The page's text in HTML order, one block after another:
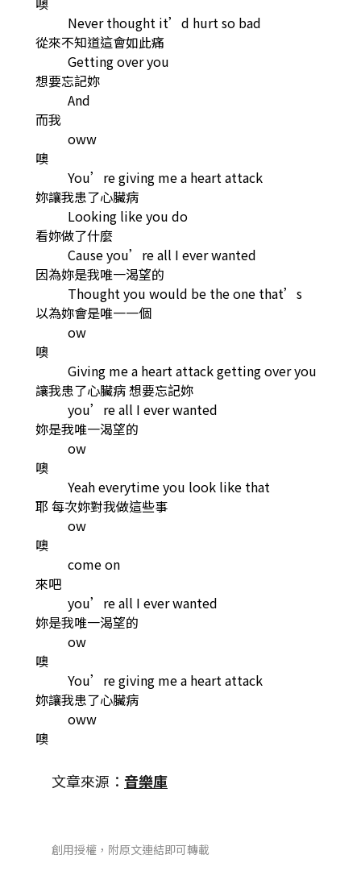
Never thought it’d hurt so bad
從來不知道這會如此痛
Getting over you
想要忘記妳
And
而我
oww
噢
You’re giving me a heart attack
妳讓我患了心臟病
Looking like you do
看妳做了什麼
Cause you’re all I ever wanted
因為妳是我唯一渴望的
Thought you would be the one that’s
以為妳會是唯一一個
ow
噢
Giving me a heart attack getting over you
讓我患了心臟病 想要忘記妳
you’re all I ever wanted
妳是我唯一渴望的
ow
噢
Yeah everytime you look like that
耶 每次妳對我做這些事
ow
噢
come on
來吧
you’re all I ever wanted
妳是我唯一渴望的
ow
噢
You’re giving me a heart attack
妳讓我患了心臟病
oww
噢
文章來源： 音樂庫
創用授權，附原文連結即可轉載